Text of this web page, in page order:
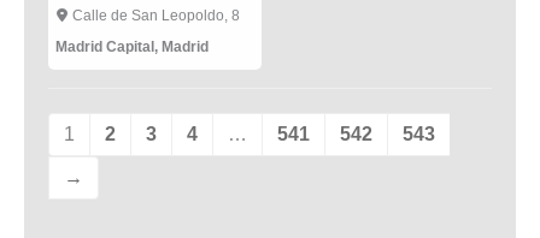
Calle de San Leopoldo, 8
Madrid Capital, Madrid
1 2 3 4 … 541 542 543
→